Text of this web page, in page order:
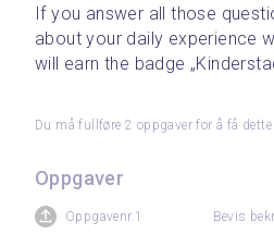
If you answer all those
about your daily experience
will earn the badge
Du må fullføre 2 oppgaver for å få dette
Oppgaver
Oppgavenr.1 Bevis